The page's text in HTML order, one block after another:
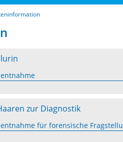
zur Diagnostik
für forensische